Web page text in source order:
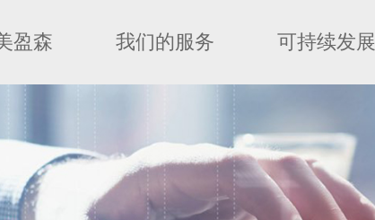
盈森 我们的服务 可持续发展